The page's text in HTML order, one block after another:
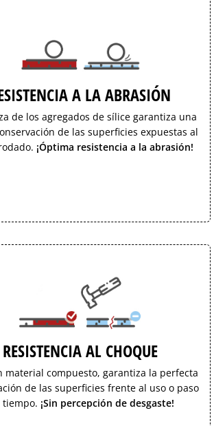
A LA ABRASIÓN
de los agregados de sílice garantiza una
de las superficies expuestas al
¡Óptima resistencia a la abrasión!
RESISTENCIA AL CHOQUE
material compuesto, garantiza la perfecta
de las superficies frente al uso o paso
tiempo. ¡Sin percepción de desgaste!